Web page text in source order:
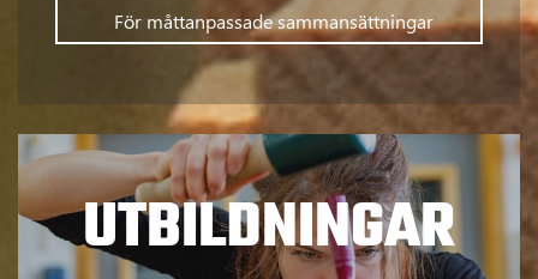
      	För måttanpassade sammansättningar
UTBILDNINGAR